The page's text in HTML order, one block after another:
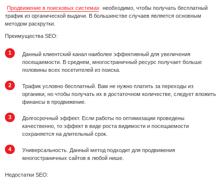
Продвижение в поисковых системах необходимо, чтобы получать бесплатный
трафик из органической выдачи. В большинстве случаев является основным
методом раскрутки.
Преимущества SEO:
Данный клиентский канал наиболее эффективный для увеличения
посещаемости. В среднем, многостраничный ресурс получает больше
половины всех посетителей из поиска.
Трафик условно бесплатный. Вам не нужно платить за переходы из
органики, но чтобы получать их в достаточном количестве, следует вложить
финансы в продвижение.
Долгосрочный эффект. Если работы по оптимизации проведены
качественно, то эффект в виде роста видимости и посещаемости
сохраняется на длительный срок.
Универсальность. Данный метод подходит для продвижения
многостраничных сайтов в любой нише.
Недостатки SEO: